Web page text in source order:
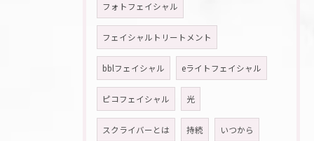
フォトフェイシャル
フェイシャルトリートメント
bblフェイシャル eライトフェイシャル
ピコフェイシャル 光
スクライバーとは 持続 いつから